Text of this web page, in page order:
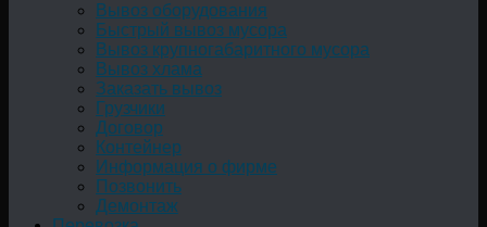
Вывоз оборудования
Быстрый вывоз мусора
Вывоз крупногабаритного мусора
Вывоз хлама
Заказать вывоз
Грузчики
Договор
Контейнер
Информация о фирме
Позвонить
Демонтаж